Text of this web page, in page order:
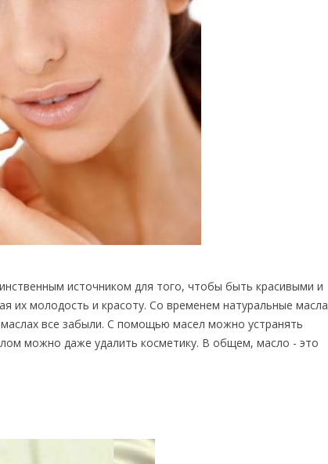
источником для того, чтобы быть красивыми и
их молодость и красоту. Со временем натуральные масла
все забыли. С помощью масел можно устранять
можно даже удалить косметику. В общем, масло - это